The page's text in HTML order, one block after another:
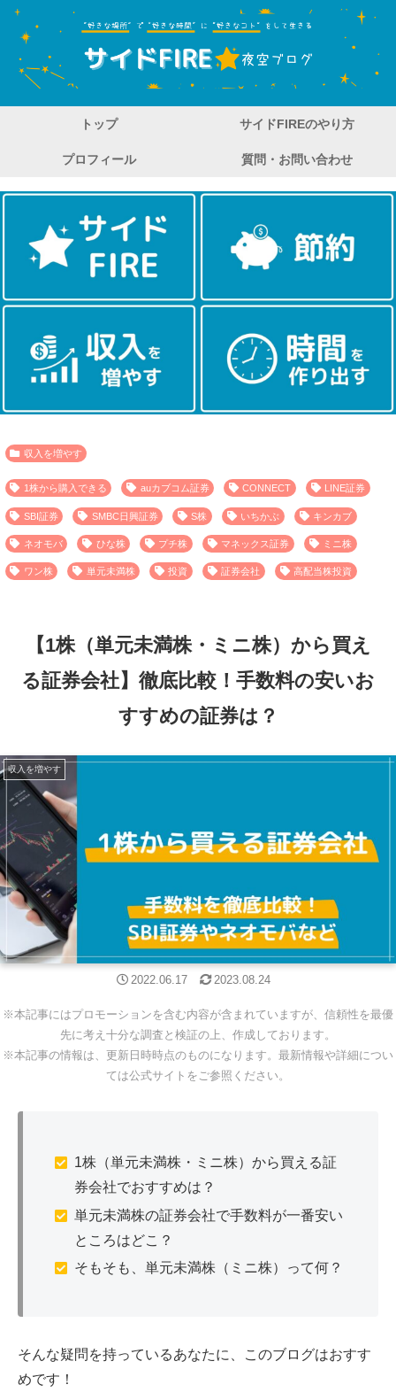
トップ サイドFIREのやり方
プロフィール 質問・お問い合わせ
収入を増やす
1株から購入できる auカブコム証券 CONNECT LINE証券
SBI証券 SMBC日興証券 S株 いちかぶ キンカブ
ネオモバ ひな株 プチ株 マネックス証券 ミニ株
ワン株 単元未満株 投資 証券会社 高配当株投資
【1株（単元未満株・ミニ株）から買え
る証券会社】徹底比較！手数料の安いお
すすめの証券は？
収入を増やす
2023.08.24
2022.06.17
※本記事にはプロモーションを含む内容が含まれていますが、信頼性を最優
先に考え十分な調査と検証の上、作成しております。
※本記事の情報は、更新日時時点のものになります。最新情報や詳細につい
ては公式サイトをご参照ください。
1株（単元未満株・ミニ株）から買える証
券会社でおすすめは？
単元未満株の証券会社で手数料が一番安い
ところはどこ？
そもそも、単元未満株（ミニ株）って何？
そんな疑問を持っているあなたに、このブログはおすす
めです！